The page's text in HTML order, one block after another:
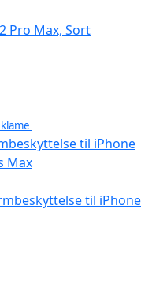
Pro Max, Sort
til iPhone